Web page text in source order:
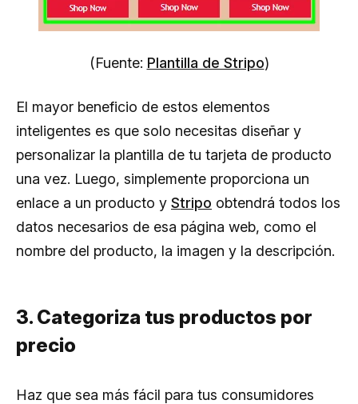
(Fuente: Plantilla de Stripo)
El mayor beneficio de estos elementos
inteligentes es que solo necesitas diseñar y
personalizar la plantilla de tu tarjeta de producto
una vez. Luego, simplemente proporciona un
enlace a un producto y Stripo obtendrá todos los
datos necesarios de esa página web, como el
nombre del producto, la imagen y la descripción.
3. Categoriza tus productos por
precio
Haz que sea más fácil para tus consumidores